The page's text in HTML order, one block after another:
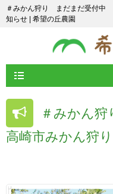
＃みかん狩り まだまだ受付中
知らせ | 希望の丘農園
＃みかん
高崎市みかん狩